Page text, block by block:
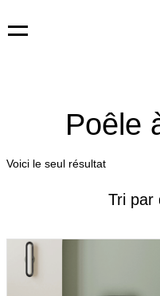
Poêle
Voici le seul résultat